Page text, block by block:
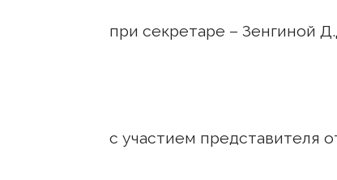
при секретаре – Зенгиной
с участием представителя